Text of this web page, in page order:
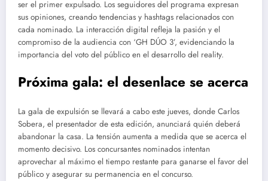
ser el primer expulsado. Los seguidores del programa expresan
sus opiniones, creando tendencias y hashtags relacionados con
cada nominado. La interacción digital refleja la pasión y el
compromiso de la audiencia con ‘GH DÚO 3’, evidenciando la
importancia del voto del público en el desarrollo del reality.
Próxima gala: el desenlace se acerca
La gala de expulsión se llevará a cabo este jueves, donde Carlos
Sobera, el presentador de esta edición, anunciará quién deberá
abandonar la casa. La tensión aumenta a medida que se acerca el
momento decisivo. Los concursantes nominados intentan
aprovechar al máximo el tiempo restante para ganarse el favor del
público y asegurar su permanencia en el concurso.